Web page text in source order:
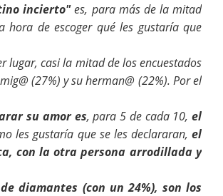
incierto"es, para más de la mitad
hora de escoger qué les gustaría que
lugar, casi la mitad de los encuestados
(27%) y su herman@ (22%). Por el
su amor es, para 5 de cada 10, el
les gustaría que se les declararan, el
con la otra persona arrodillada y
diamantes (con un 24%), son los